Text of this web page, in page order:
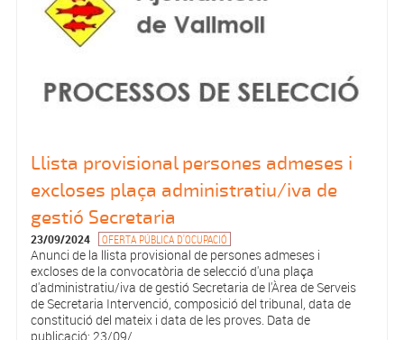
Llista provisional persones admeses i
excloses plaça administratiu/iva de
gestió Secretaria
23/09/2024 OFERTA PÚBLICA D'OCUPACIÓ
Anunci de la llista provisional de persones admeses i
excloses de la convocatòria de selecció d'una plaça
d'administratiu/iva de gestió Secretaria de l'Àrea de Serveis
de Secretaria Intervenció, composició del tribunal, data de
constitució del mateix i data de les proves. Data de
publicació: 23/09/...